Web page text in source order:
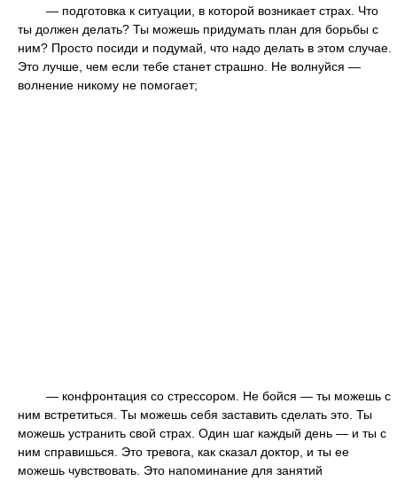
— подготовка к ситуации, в которой возникает страх. Что
ты должен делать? Ты можешь придумать план для борьбы с
ним? Просто посиди и подумай, что надо делать в этом случае.
Это лучше, чем если тебе станет страшно. Не волнуйся —
волнение никому не помогает;
— конфронтация со стрессором. Не бойся — ты можешь с
ним встретиться. Ты можешь себя заставить сделать это. Ты
можешь устранить свой страх. Один шаг каждый день — и ты с
ним справишься. Это тревога, как сказал доктор, и ты ее
можешь чувствовать. Это напоминание для занятий